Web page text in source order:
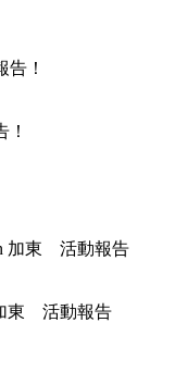
東 活動報告